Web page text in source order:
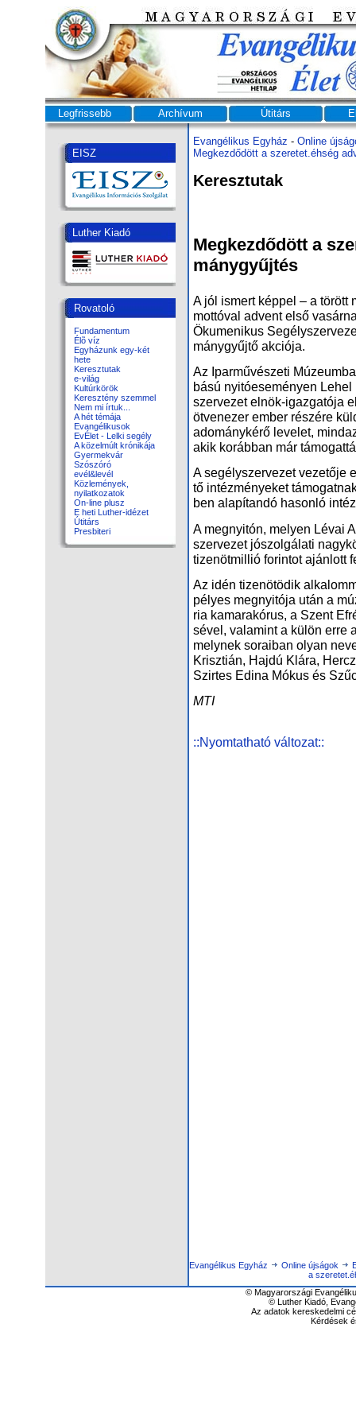
Legfrissebb Archívum Útitárs
EISZ
Luther Kiadó
Rovatoló
Fundamentum
Élõ víz
Egyházunk egy-két
hete
Keresztutak
e-világ
Kultúrkörök
Keresztény szemmel
Nem mi írtuk...
A hét témája
Evangélikusok
EvÉlet - Lelki segély
A közelmúlt krónikája
Gyermekvár
Szószóró
evél&levél
Közlemények,
nyilatkozatok
On-line plusz
E heti Luther-idézet
Útitárs
Presbiteri
Evangélikus Egyház - Online
Meg­kez­dő­dött a sze­re­tet.éh­ség
Keresztutak
Meg­kez­dő­dött a
mány­gyűj­tés
A jól is­mert képpel – a tö­rött
mot­tó­val ad­vent el­ső
Öku­me­ni­kus
mány­gyűj­tő akciója.
Az Ipar­mű­vé­sze­ti
bá­sú nyi­tó­ese­mé­nyen
szer­ve­zet el­nök-igaz­ga­tó­ja
öt­ven­ezer em­ber ré­szé­re
ado­mány­ké­rő le­ve­let,
akik ko­ráb­ban már
A se­gély­szer­ve­zet ve­ze­tő­je
tő in­téz­mé­nye­ket
ben ala­pí­tan­dó ha­son­ló
A meg­nyi­tón, me­lyen Lé­vai
szer­ve­zet jó­szol­gá­la­ti
ti­zen­öt­mil­lió fo­rin­tot aján­lott
Az idén ti­zen­ötö­dik
pé­lyes meg­nyi­tó­ja után a
ria ka­ma­ra­kó­rus, a Szent
sé­vel, va­la­mint a kü­lön er­re
mely­nek so­ra­i­ban olyan
Krisz­ti­án, Haj­dú Klá­ra,
Szir­tes Edi­na Mó­kus és
MTI
::Nyomtatható változat::
Evangélikus Egyház Online újságok
a
© Magyarországi
© Luther Kiadó,
Az adatok kereskedelmi
Kérdések